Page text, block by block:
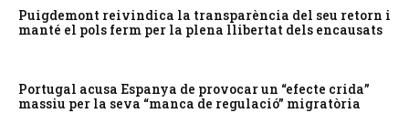
Puigdemont reivindica la transparència del seu retorn i
manté el pols ferm per la plena llibertat dels encausats
Portugal acusa Espanya de provocar un “efecte crida”
massiu per la seva “manca de regulació” migratòria